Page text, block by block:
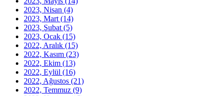
2023, Nisan (4)
2023, Mart (14)
2023, Şubat (5)
2023, Ocak (15)
2022, Aralık (15)
2022, Kasım (23)
2022, Ekim (13)
2022, Eylül (16)
2022, Ağustos (21)
2022, Temmuz (9)